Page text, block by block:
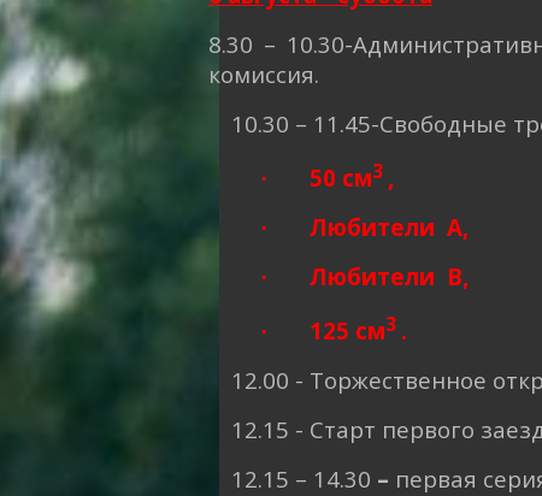
8.30 – 10.30-
комиссия.
10.30 – 11.45-Свободные
· 50 см3 ,
· Любители А,
· Любители В,
· 125 см3 .
12.00 - Торжественное
12.15 - Старт первого
12.15 – 14.30 – первая